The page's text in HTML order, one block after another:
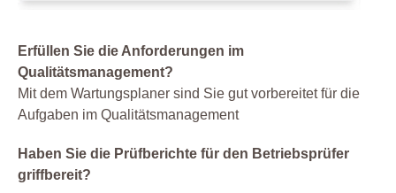
Erfüllen Sie die Anforderungen im
Qualitätsmanagement?
Mit dem Wartungsplaner sind Sie gut vorbereitet für die
Aufgaben im Qualitätsmanagement
Haben Sie die Prüfberichte für den Betriebsprüfer
griffbereit?